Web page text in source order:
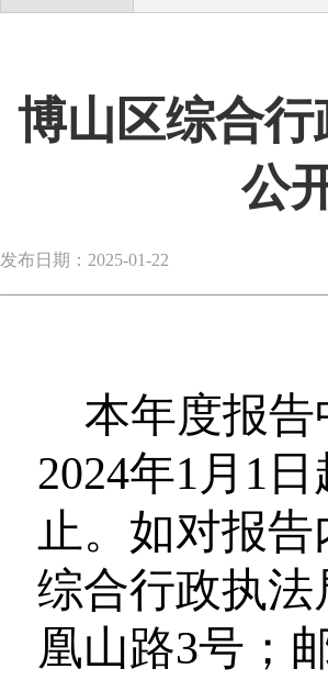
博山区综合
公
发布日期：2025-01-22
本年度报
2024年1月1
止。如对报
综合行政执法
凰山路3号 ；